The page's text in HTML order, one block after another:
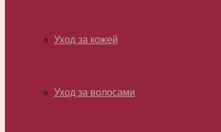
Уход за кожей
Уход за волосами